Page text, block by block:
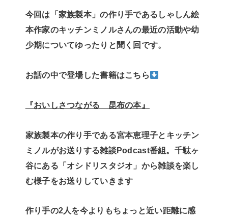
今回は「家族製本」の作り手であるしゃしん絵
本作家のキッチンミノルさんの最近の活動や幼
少期についてゆったりと聞く回です。
お話の中で登場した書籍はこちら
『おいしさつながる 昆布の本』
家族製本の作り手である宮本恵理子とキッチン
ミノルがお送りする雑談Podcast番組。千駄ヶ
谷にある「オシドリスタジオ」から雑談を楽し
む様子をお送りしていきます
作り手の2人を今よりもちょっと近い距離に感